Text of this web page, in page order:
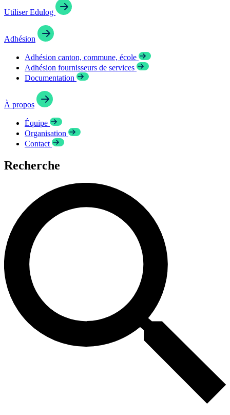
Utiliser Edulog
Adhésion
Adhésion canton, commune, école
Adhésion fournisseurs de services
Documentation
À propos
Équipe
Organisation
Contact
Recherche